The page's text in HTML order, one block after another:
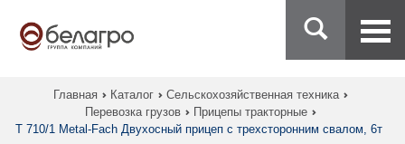
Главная Каталог
Сельскохозяйственная техника
Перевозка грузов
Прицепы тракторные
Т 710/1 Metal-Fach Двухосный прицеп с трехсторонним свалом, 6т